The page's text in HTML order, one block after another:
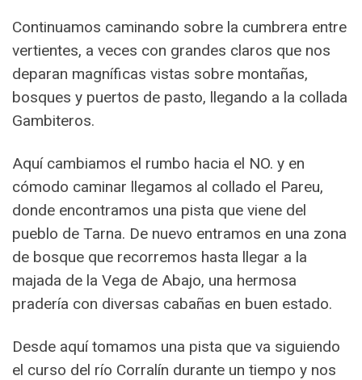
Continuamos caminando sobre la cumbrera entre
vertientes, a veces con grandes claros que nos
deparan magníficas vistas sobre montañas,
bosques y puertos de pasto, llegando a la collada
Gambiteros.
Aquí cambiamos el rumbo hacia el NO. y en
cómodo caminar llegamos al collado el Pareu,
donde encontramos una pista que viene del
pueblo de Tarna. De nuevo entramos en una zona
de bosque que recorremos hasta llegar a la
majada de la Vega de Abajo, una hermosa
pradería con diversas cabañas en buen estado.
Desde aquí tomamos una pista que va siguiendo
el curso del río Corralín durante un tiempo y nos